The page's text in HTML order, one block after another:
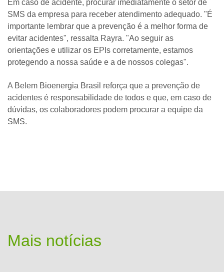
Em caso de acidente, procurar imediatamente o setor de
SMS da empresa para receber atendimento adequado. "É
importante lembrar que a prevenção é a melhor forma de
evitar acidentes", ressalta Rayra. "Ao seguir as
orientações e utilizar os EPIs corretamente, estamos
protegendo a nossa saúde e a de nossos colegas".
A Belem Bioenergia Brasil reforça que a prevenção de
acidentes é responsabilidade de todos e que, em caso de
dúvidas, os colaboradores podem procurar a equipe da
SMS.
Mais notícias